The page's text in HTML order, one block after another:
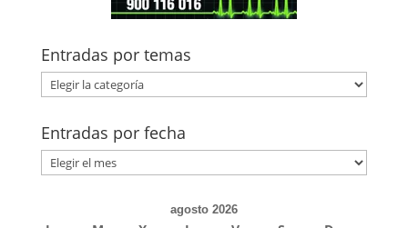
Entradas por temas
Entradas
por
Entradas por fecha
Entradas
por
agosto 2026